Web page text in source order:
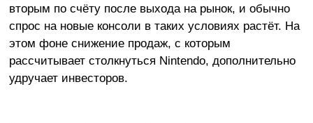
вторым по счёту после выхода на рынок, и обычно
спрос на новые консоли в таких условиях растёт. На
этом фоне снижение продаж, с которым
рассчитывает столкнуться Nintendo, дополнительно
удручает инвесторов.